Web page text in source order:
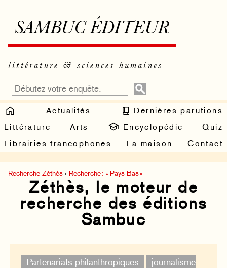
SAMBUC ÉDITEUR
littérature & sciences humaines
Actualités
Dernières parutions
Littérature
Arts Encyclopédie
Quiz
Librairies francophones
La maison Contact
Recherche Zéthès › Recherche : « Pays-Bas »
Zéthès, le moteur de
recherche des éditions
Sambuc
Partenariats philanthropiques
journalisme